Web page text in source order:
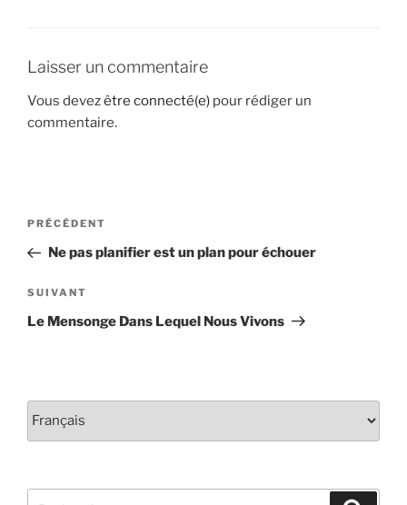
o
k
Laisser un commentaire
Vous devezêtre connecté(e) pour rédiger un
commentaire.
Navigation
l'article
Article
précédent
PRÉCÉDENT
Ne pas planifier est un plan pour échouer
Article
suivant
SUIVANT
Le Mensonge Dans Lequel Nous Vivons